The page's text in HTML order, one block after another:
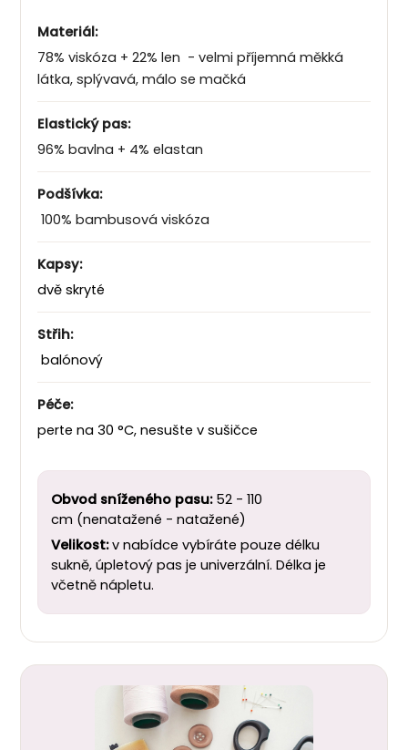
Materiál:
78% viskóza + 22% len - velmi příjemná měkká
látka, splývavá, málo se mačká
Elastický pas:
96% bavlna + 4% elastan
Podšívka:
100% bambusová viskóza
Kapsy:
dvě skryté
Střih:
balónový
Péče:
perte na 30 °C, nesušte v sušičce
Obvod sníženého pasu: 52 - 110
cm (nenatažené - natažené)
Velikost:v nabídce vybíráte pouze délku
sukně, úpletový pas je univerzální. Délka je
včetně nápletu.